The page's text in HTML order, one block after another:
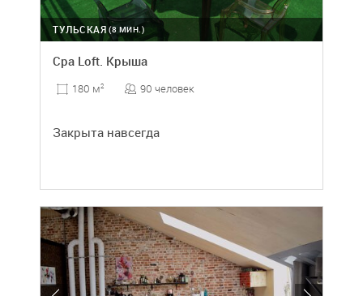
(8 МИН.)
ТУЛЬСКАЯ
Cpa Loft. Крыша
180 м2 90 человек
Закрыта навсегда